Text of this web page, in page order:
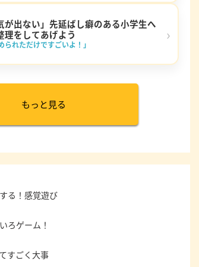
が出ない」先延ばし癖のある小学生へ
理をしてあげよう
られただけですごいよ！」
›
もっと見る
る！感覚遊び
ろゲーム！
すごく大事